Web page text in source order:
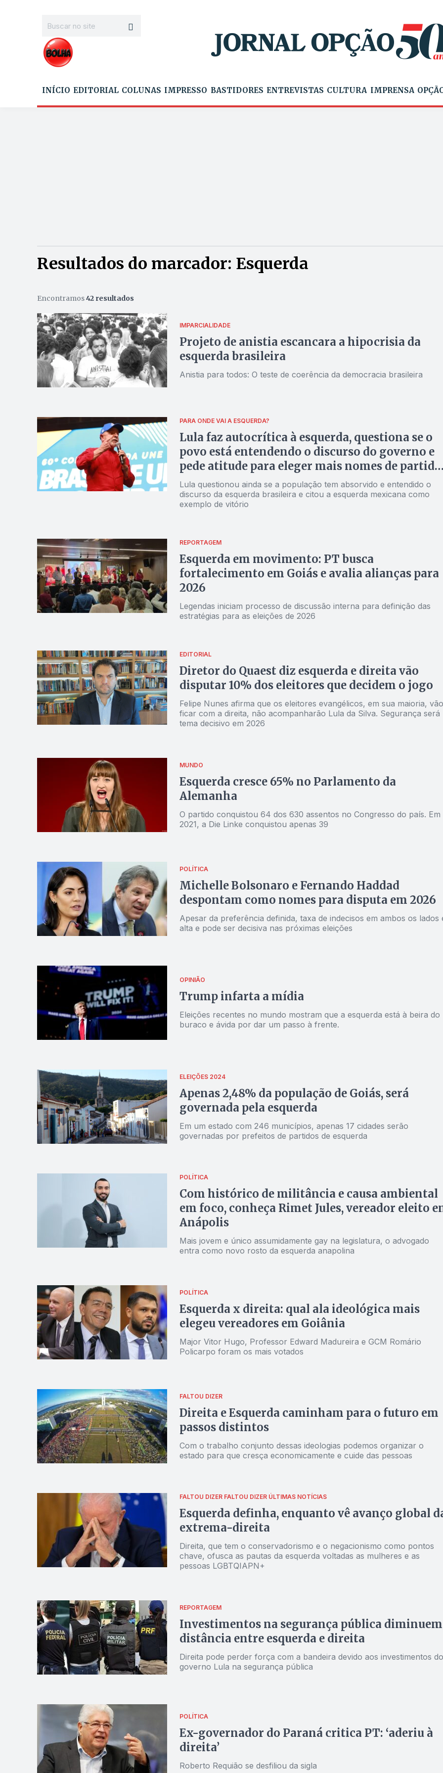
INÍCIO EDITORIAL COLUNAS IMPRESSO BASTIDORES ENTREVISTAS CULTURA IMPRENSA
Resultados do marcador: Esquerda
Encontramos42 resultados
IMPARCIALIDADE
Projeto de anistia escancara a hipocrisia da
esquerda brasileira
Anistia para todos: O teste de coerência da democracia brasileira
PARA ONDE VAI A ESQUERDA?
Lula faz autocrítica à esquerda, questiona se o
povo está entendendo o discurso do governo e
pede atitude para eleger mais nomes de
aliados para o Congresso
Lula questionou ainda se a população tem absorvido e entendido o
discurso da esquerda brasileira e citou a esquerda mexicana como
exemplo de vitório
REPORTAGEM
Esquerda em movimento: PT busca
fortalecimento em Goiás e avalia alianças para
2026
Legendas iniciam processo de discussão interna para definição das
estratégias para as eleições de 2026
EDITORIAL
Diretor do Quaest diz esquerda e direita vão
disputar 10% dos eleitores que decidem o jogo
Felipe Nunes afirma que os eleitores evangélicos, em sua maioria, vão
ficar com a direita, não acompanharão Lula da Silva. Segurança será
tema decisivo em 2026
MUNDO
Esquerda cresce 65% no Parlamento da
Alemanha
O partido conquistou 64 dos 630 assentos no Congresso do país. Em
2021, a Die Linke conquistou apenas 39
POLÍTICA
Michelle Bolsonaro e Fernando Haddad
despontam como nomes para disputa em 2026
Apesar da preferência definida, taxa de indecisos em ambos os lados
alta e pode ser decisiva nas próximas eleições
OPINIÃO
Trump infarta a mídia
Eleições recentes no mundo mostram que a esquerda está à beira do
buraco e ávida por dar um passo à frente.
ELEIÇÕES 2024
Apenas 2,48% da população de Goiás, será
governada pela esquerda
Em um estado com 246 municípios, apenas 17 cidades serão
governadas por prefeitos de partidos de esquerda
POLÍTICA
Com histórico de militância e causa ambiental
em foco, conheça Rimet Jules, vereador eleito
Anápolis
Mais jovem e único assumidamente gay na legislatura, o advogado
entra como novo rosto da esquerda anapolina
POLÍTICA
Esquerda x direita: qual ala ideológica mais
elegeu vereadores em Goiânia
Major Vitor Hugo, Professor Edward Madureira e GCM Romário
Policarpo foram os mais votados
FALTOU DIZER
Direita e Esquerda caminham para o futuro em
passos distintos
Com o trabalho conjunto dessas ideologias podemos organizar o
estado para que cresça economicamente e cuide das pessoas
FALTOU DIZER FALTOU DIZER ÚLTIMAS NOTÍCIAS
Esquerda definha, enquanto vê avanço global
extrema-direita
Direita, que tem o conservadorismo e o negacionismo como pontos
chave, ofusca as pautas da esquerda voltadas as mulheres e as
pessoas LGBTQIAPN+
REPORTAGEM
Investimentos na segurança pública diminuem
distância entre esquerda e direita
Direita pode perder força com a bandeira devido aos investimentos do
governo Lula na segurança pública
POLÍTICA
Ex-governador do Paraná critica PT: ‘aderiu à
direita’
Roberto Requião se desfiliou da sigla